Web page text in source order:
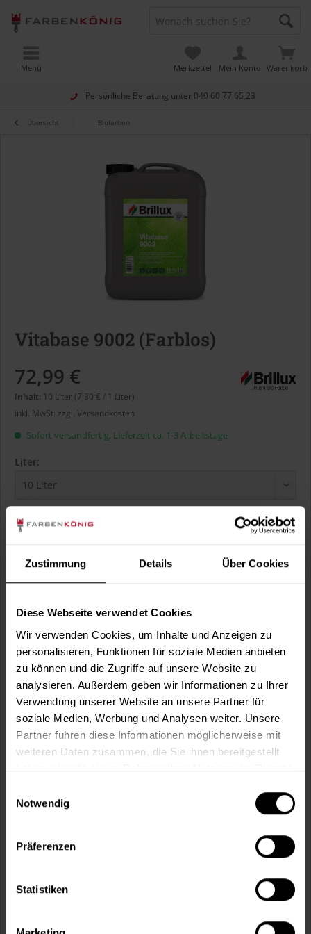
Zustimmung Details Über Cookies
Diese Webseite verwendet Cookies
Wir verwenden Cookies, um Inhalte und Anzeigen zu
personalisieren, Funktionen für soziale Medien anbieten
zu können und die Zugriffe auf unsere Website zu
analysieren. Außerdem geben wir Informationen zu Ihrer
Verwendung unserer Website an unsere Partner für
soziale Medien, Werbung und Analysen weiter. Unsere
Partner führen diese Informationen möglicherweise mit
weiteren Daten zusammen, die Sie ihnen bereitgestellt
Notwendig
Präferenzen
Statistiken
Persönliche Beratung unter 040 60 77 65 23
Warenkorb
Merkzettel Mein Konto
Menü
Übersicht Biofarben
Vitabase 9002 (Farblos)
72,99 €
Inhalt: 10 Liter (7,30 € / 1 Liter)
inkl. MwSt. zzgl. Versandkosten
Sofort versandfertig, Lieferzeit ca. 1-3 Arbeitstage
Liter:
Verbrauch berechnen
m²
In den Warenkorb
Merken Fragen zum Artikel?
Artikel-Nr.: BX9002FARBLOS
Versand innerhalb von 48h*